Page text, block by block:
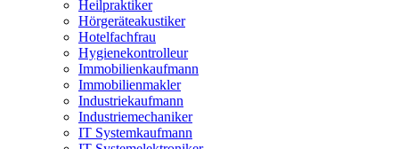
Heilpraktiker
Hörgeräteakustiker
Hotelfachfrau
Hygienekontrolleur
Immobilienkaufmann
Immobilienmakler
Industriekaufmann
Industriemechaniker
IT Systemkaufmann